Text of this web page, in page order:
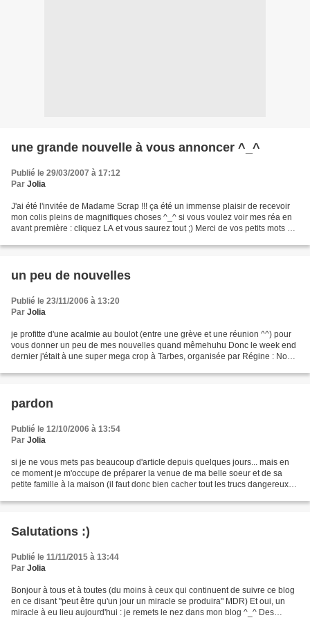
une grande nouvelle à vous annoncer ^_^
Publié le 29/03/2007 à 17:12
Par Jolia
J'ai été l'invitée de Madame Scrap !!! ça été un immense plaisir de recevoir
mon colis pleins de magnifiques choses ^_^ si vous voulez voir mes réa en
avant première : cliquez LA et vous saurez tout ;) Merci de vos petits mots et
un peu de nouvelles
Publié le 23/11/2006 à 13:20
Par Jolia
je profitte d'une acalmie au boulot (entre une grève et une réunion ^^) pour
vous donner un peu de mes nouvelles quand mêmehuhu Donc le week end
dernier j'était à une super mega crop à Tarbes, organisée par Régine : Noël
pardon
Publié le 12/10/2006 à 13:54
Par Jolia
si je ne vous mets pas beaucoup d'article depuis quelques jours... mais en
ce moment je m'occupe de préparer la venue de ma belle soeur et de sa
petite famille à la maison (il faut donc bien cacher tout les trucs dangereux
Salutations :)
Publié le 11/11/2015 à 13:44
Par Jolia
Bonjour à tous et à toutes (du moins à ceux qui continuent de suivre ce blog
en ce disant "peut être qu'un jour un miracle se produira" MDR) Et oui, un
miracle à eu lieu aujourd'hui : je remets le nez dans mon blog ^_^ Des